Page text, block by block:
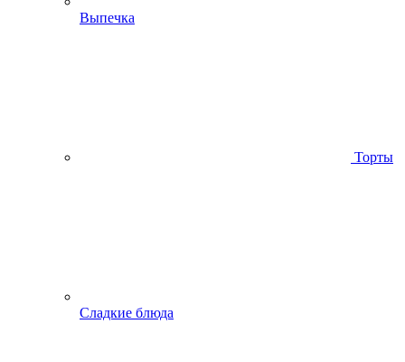
Выпечка
Торты
Сладкие блюда